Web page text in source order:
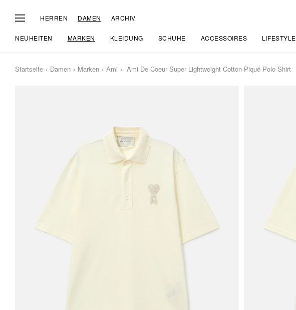
HERREN DAMEN ARCHIV
NEUHEITEN MARKEN KLEIDUNG SCHUHE ACCESSOIRES LIFESTYLE
Startseite Damen Marken Ami Ami De Coeur Super Lightweight Cotton Piqué Polo Shirt